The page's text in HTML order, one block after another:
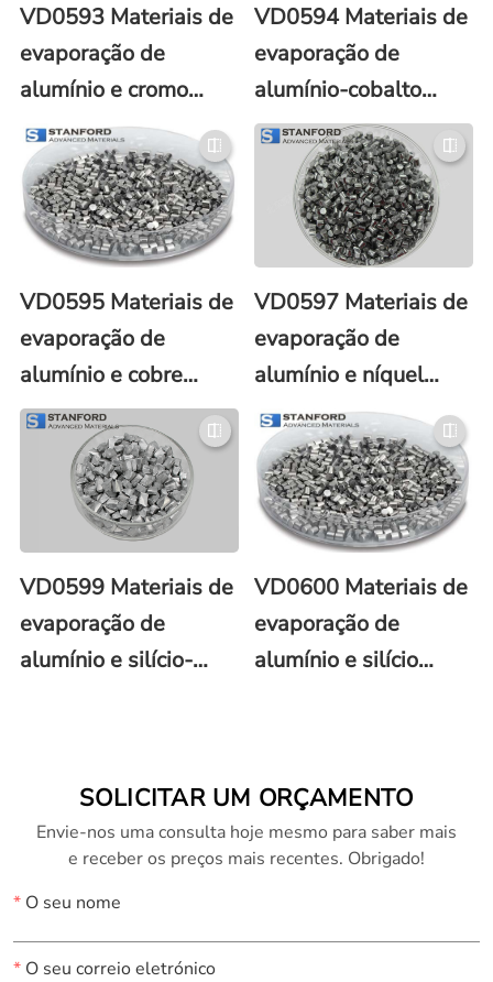
VD0593 Materiais de
evaporação de
alumínio e cromo
(Al/Cr)
VD0594 Materiais de
evaporação de
alumínio-cobalto
(Al/Co)
VD0595 Materiais de
evaporação de
alumínio e cobre
(Al/Cu)
VD0597 Materiais de
evaporação de
alumínio e níquel
(Al/Ni)
VD0599 Materiais de
evaporação de
alumínio e silício-
VD0600 Materiais de
evaporação de
alumínio e silício
SOLICITAR UM ORÇAMENTO
Envie-nos uma consulta hoje mesmo para saber mais
e receber os preços mais recentes. Obrigado!
*O seu nome
*O seu correio eletrónico